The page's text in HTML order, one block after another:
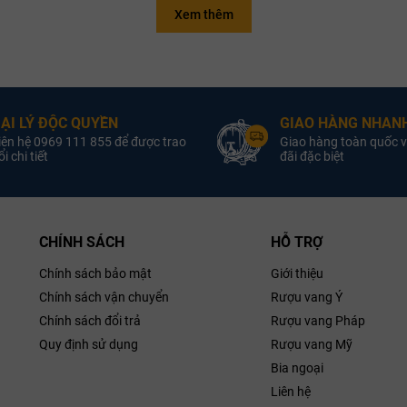
và sự tươi mát của rượu.
Nho:
Nồng Độ:
Bianco
Terlan
Quốc gia:
Vang Ý (Italy)
Nồng độ:
14.0% ABV*
Xem thêm
LÝ ĐỘC QUYỀN
hệ 0969 111 855 để được trao
chi tiết
GIAO HÀNG
Giao hàng toàn quốc
đãi đặc biệt
CHÍNH SÁCH
Chính sách bảo mật
Chính sách vận chuyển
Chính sách đổi trả
Quy định sử dụng
HỖ TRỢ
Giới thiệu
Rượu vang Ý
Rượu vang Pháp
Rượu vang Mỹ
Bia ngoại
Liên hệ